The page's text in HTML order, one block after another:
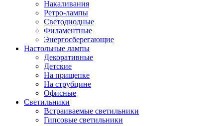
Накаливания
Ретро-лампы
Светодиодные
Филаментные
Энергосберегающие
Настольные лампы
Декоративные
Детские
На прищепке
На струбцине
Офисные
Светильники
Встраиваемые светильники
Гипсовые светильники